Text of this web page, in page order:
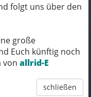
folgt uns über den
große
Euch künftig noch
von allrid-E
schließen